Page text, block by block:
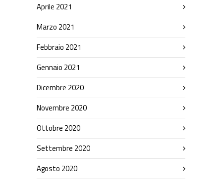
Aprile 2021
Marzo 2021
Febbraio 2021
Gennaio 2021
Dicembre 2020
Novembre 2020
Ottobre 2020
Settembre 2020
Agosto 2020